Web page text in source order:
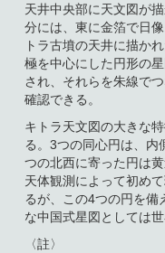
天井中央部に天文図が
分には、東に金箔で日
トラ古墳の天井に描か
極を中心にした円形の
され、それらを朱線で
確認できる。
キトラ天文図の大きな
る。3つの同心円は、内
つの北西に寄った円は
天体観測によって初め
るが、この4つの円を備
な中国式星図としては
〈註〉